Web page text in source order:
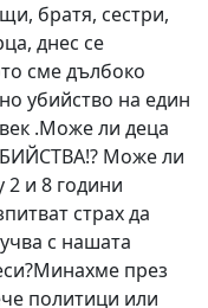
братя, сестри,
днес се
сме дълбоко
убийство на един
.Може ли деца
Може ли
2 и 8 години
страх да
с нашата
през
политици или